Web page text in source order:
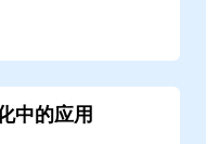
中的应用